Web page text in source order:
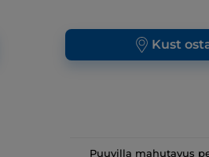
Kust
Puuvilla mahutavus